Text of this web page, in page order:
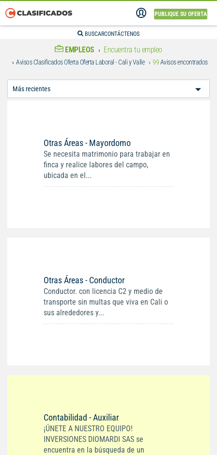
PUBLIQUE SU OFERTA
BUSCARCONTÁCTENOS
EMPLEOS Encuentra tu empleo
Avisos Clasificados Oferta Oferta Laboral - Cali y Valle 99Avisos encontrados
Otras Áreas - Mayordomo
Se necesita matrimonio para trabajar en
finca y realice labores del campo,
ubicada en el...
Otras Áreas - Conductor
Conductor. con licencia C2 y medio de
transporte sin multas que viva en Cali o
sus alrededores y...
Contabilidad - Auxiliar
¡ÚNETE A NUESTRO EQUIPO!
INVERSIONES DIOMARDI SAS se
encuentra en la búsqueda de un